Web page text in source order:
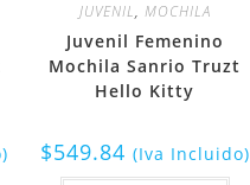
JUVENIL, MOCHILA
Juvenil Femenino
Mochila Sanrio Truzt
Hello Kitty
$549.84 (Iva Incluido)